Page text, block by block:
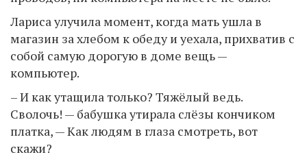
Лариса улучила момент, когда мать ушла в
магазин за хлебом к обеду и уехала, прихватив с
собой самую дорогую в доме вещь —
компьютер.
– И как утащила только? Тяжёлый ведь.
Сволочь! — бабушка утирала слёзы кончиком
платка, — Как людям в глаза смотреть, вот
скажи?